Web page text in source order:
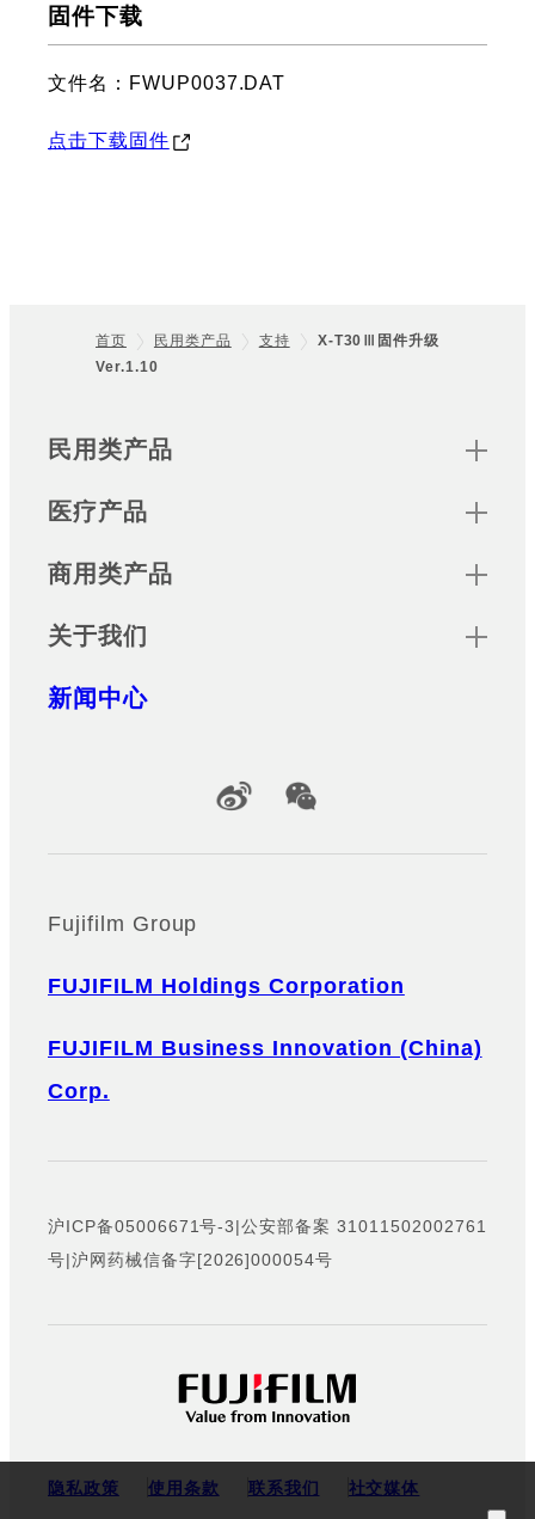
固件下载
文件名：FWUP0037.DAT
点击下载固件
Footer
首页 民用类产品 支持
X-T30Ⅲ固件升级
Ver.1.10
Sitemap
民用类产品
医疗产品
商用类产品
关于我们
新闻中心
Official Social Media Accounts
Fujifilm Group
FUJIFILM Holdings Corporation
FUJIFILM Business Innovation (China)
Corp.
沪ICP备05006671号-3|公安部备案 31011502002761
号|沪网药械信备字[2026]000054号
隐私政策 使用条款 联系我们 社交媒体